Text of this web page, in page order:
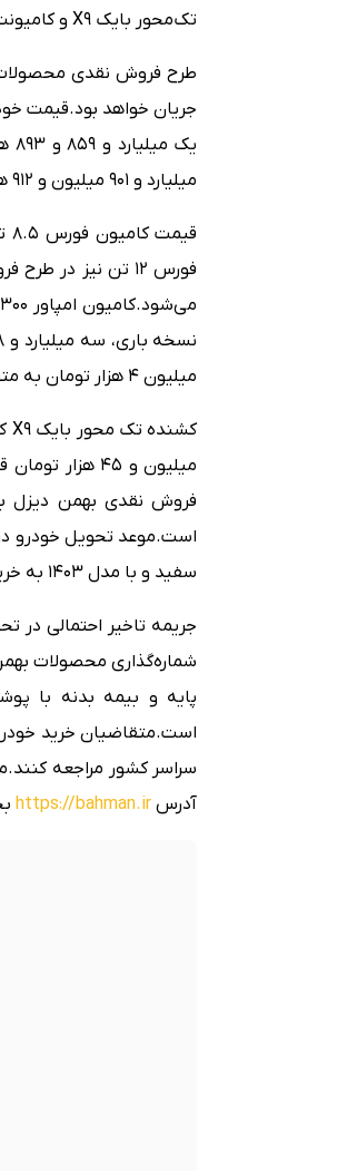
تک‌محور بایک X9 و کامیونت فورس ۳.۸ تن توسط شرکت بهمن دیزل آغاز می‌شود.
جریان خواهد بود.قیمت
یک میلیارد و ۸۵۹ و ۸۹۳ هزار تومان عرضه می‌شود.
میلیارد و ۹۰۱ میلیون و ۹۱۲ هزار تومان به فروش می‌رسد.
قیمت کامیون فورس ۸.۵ تن، مبلغ دو میلیارد و ۱۳۲ میلیون و ۶۴۸ هزار تومان تعیین شده است.
می‌شود.
میلیون ۴ هزار تومان به متقاضیان عرضه خواهد شد.
میلیون و ۴۵ هزار تومان قابل خریداری است.
است.موعد تحویل خودرو
سفید و با مدل ۱۴۰۳ به خریداران تحویل داده می‌شود.
جریمه تاخیر احتمالی در تحویل خودرو
شماره‌گذاری محصولات
پایه و بیمه بدنه با
است.متقاضیان خرید
سراسر کشور مراجعه کنند.
آدرس https://bahman.ir